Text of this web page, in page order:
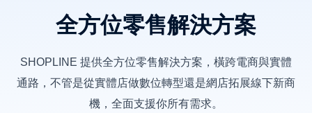
全方位零售解決方案
SHOPLINE 提供全方位零售解決方案，橫跨電商與實體
通路，不管是從實體店做數位轉型還是網店拓展線下新商
機，全面支援你所有需求。